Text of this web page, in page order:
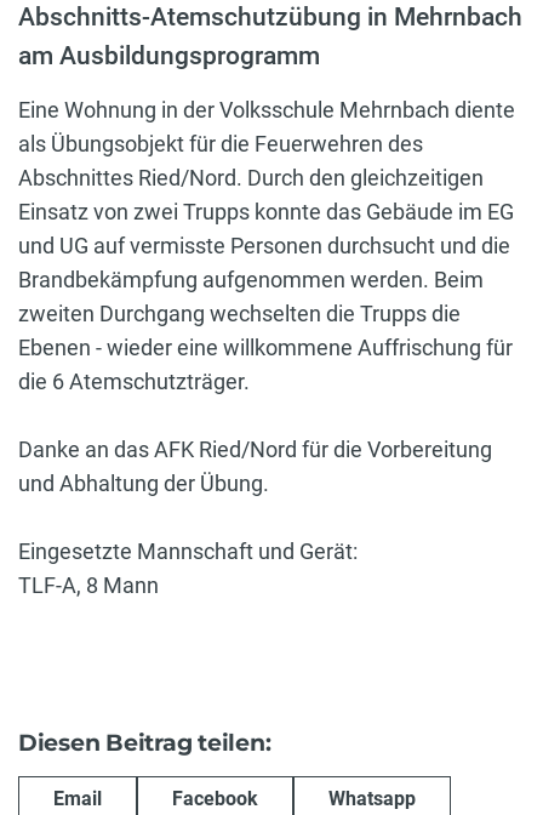
Abschnitts-Atemschutzübung in Mehrnbach
am Ausbildungsprogramm
Eine Wohnung in der Volksschule Mehrnbach diente
als Übungsobjekt für die Feuerwehren des
Abschnittes Ried/Nord. Durch den gleichzeitigen
Einsatz von zwei Trupps konnte das Gebäude im EG
und UG auf vermisste Personen durchsucht und die
Brandbekämpfung aufgenommen werden. Beim
zweiten Durchgang wechselten die Trupps die
Ebenen - wieder eine willkommene Auffrischung für
die 6 Atemschutzträger.
Danke an das AFK Ried/Nord für die Vorbereitung
und Abhaltung der Übung.
Eingesetzte Mannschaft und Gerät:
TLF-A, 8 Mann
Diesen Beitrag teilen:
Email Facebook Whatsapp